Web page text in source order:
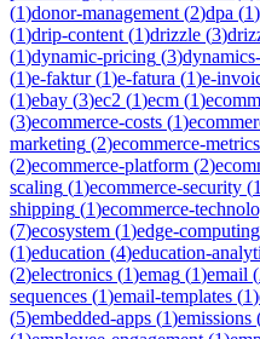
(1)donor-management (2)dpa (1)
(1)drip-content (1)drizzle (3)
(1)dynamic-pricing (3)
(1)e-faktur(1)e-fatura (1)e-
(1)ebay (3)ec2 (1)ecm (1)
(3)ecommerce-costs (1)
marketing (2)ecommerce-metrics
(2)ecommerce-platform (2)
scaling (1)ecommerce-security (1
shipping (1)ecommerce-
(7)ecosystem (1)edge-computing
(1)education (4)education-
(2)electronics (1)emag (1)email (
sequences (1)email-templates (1)
(5)embedded-apps (1)emissions